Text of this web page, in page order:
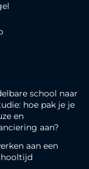
school naar
hoe pak je je
en
aan?
aan een